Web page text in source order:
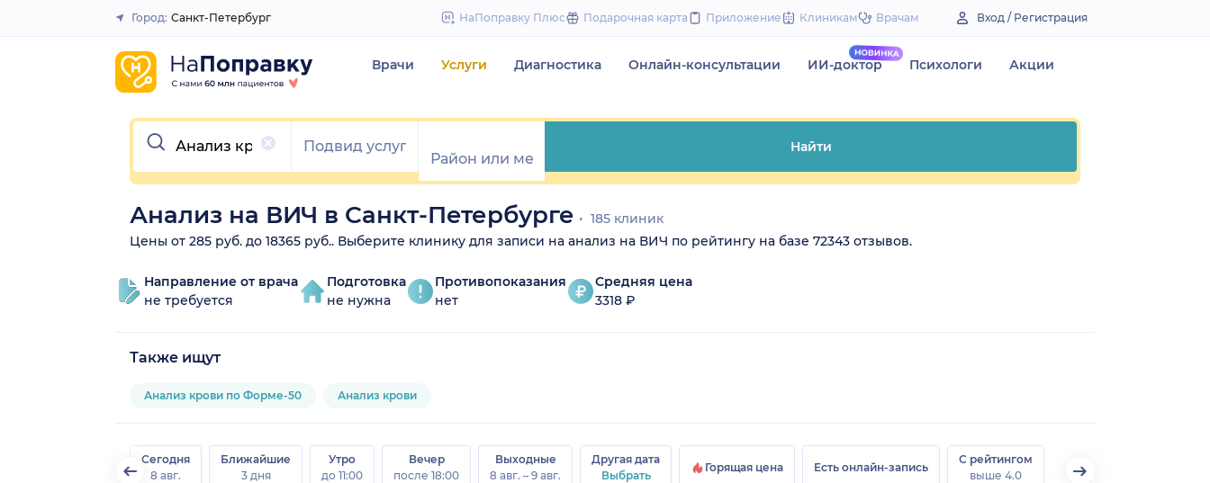
to
Закрыть
Город: Санкт-Петербург НаПоправку Плюс Подарочная карта Приложение Клиникам Врачам Вход / Регистрация
Врачи Услуги Диагностика Онлайн-консультации ИИ-доктор Психологи Акции
Очистить
Найти
Анализ на ВИЧ в Санкт-Петербурге
185 клиник
Цены от 285 руб. до 18365 руб.. Выберите клинику для записи на анализ на ВИЧ по рейтингу на базе 72343 отзывов.
Направление от врача
не требуется
Подготовка
не нужна
Противопоказания
нет
Средняя цена
3318 ₽
Также ищут
Анализ крови по Форме-50 Анализ крови
Сегодня
8 авг.
Ближайшие
3 дня
Утро
до 11:00
Вечер
после 18:00
Выходные
8 авг. – 9 авг.
Другая дата
Выбрать
Горящая цена Есть онлайн-запись
С рейтингом
выше 4.0